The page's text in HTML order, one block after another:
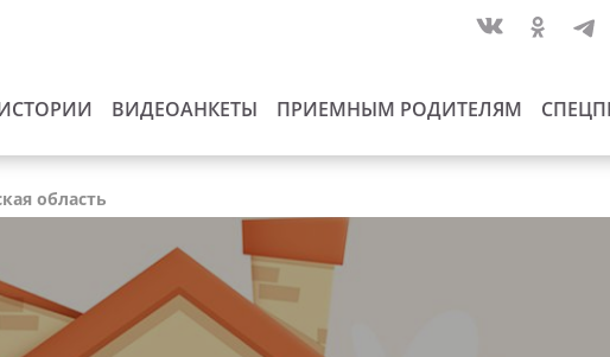
ВИДЕОАНКЕТЫ ПРИЕМНЫМ РОДИТЕЛЯМ
область